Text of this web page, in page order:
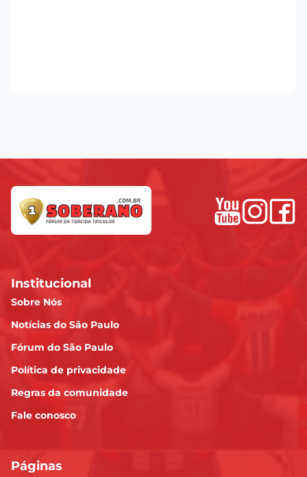
Institucional
Sobre Nós
Notícias do São Paulo
Fórum do São Paulo
Política de privacidade
Regras da comunidade
Fale conosco
Páginas